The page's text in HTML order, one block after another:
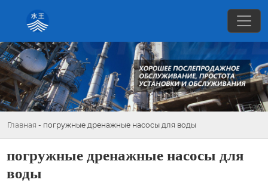
Главная - погружные дренажные насосы для воды
погружные дренажные насосы для
воды